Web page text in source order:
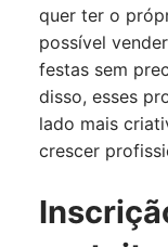
quer ter o
possível
festas sem
disso, esses
lado mais
crescer